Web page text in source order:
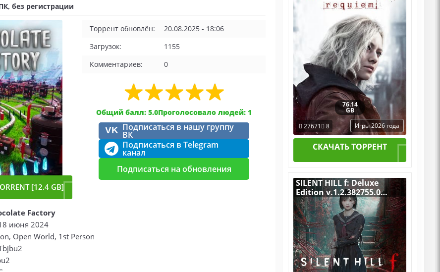
без регистрации
[12.4 GB]
Торрент обновлён:
20.08.2025 - 18:06
Загрузок:
1155
Комментариев:
0
Общий балл: 5.0Проголосовало людей: 1
VK Подписаться в нашу группу
ВК
Подписаться в Telegram
канал
Подписаться на обновления
Factory
июня 2024
Open World, 1st Person
[RUS|ENG] (2026) PC
Пиратка Portable + All
DLCs
76.14
GB
27671
8 Игры 2026 года
СКАЧАТЬ ТОРРЕНТ
SILENT HILL f: Deluxe
Edition v.1.2.382755.0
[RUS|ENG] (2025) PC
Лицензия GOG + все DLC